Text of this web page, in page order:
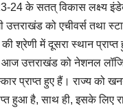
24 के सतत् विकास लक्ष्य
को एचीवर्स तथा
की श्रेणी में दूसरा स्थान
आज उत्तराखंड को नेशनल
प्राप्त हुए हैं। राज्य को
हुआ है, साथ ही, इसके लिए